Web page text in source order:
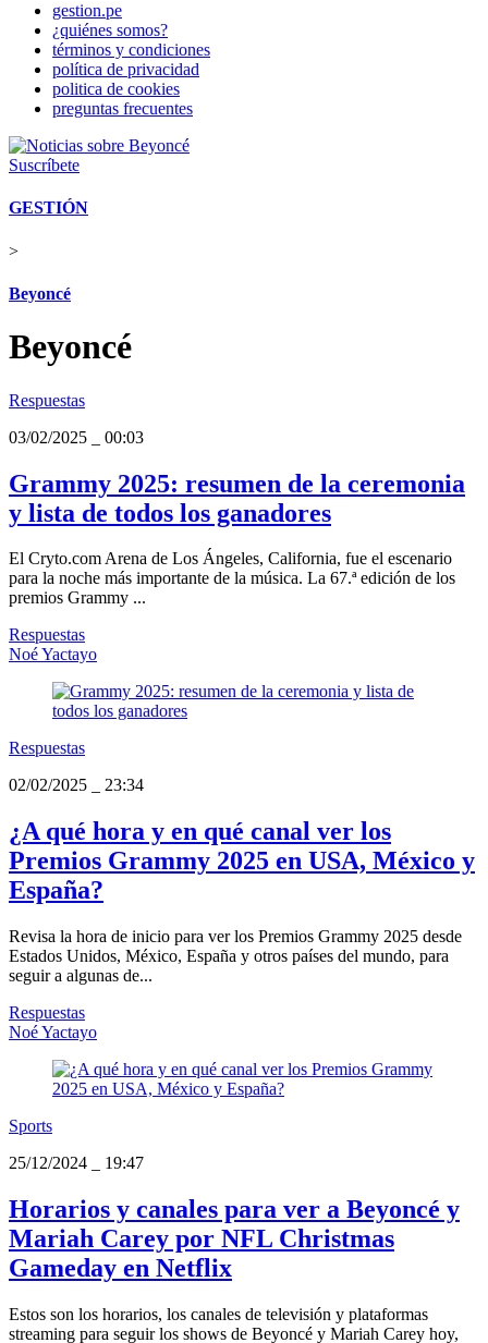
gestion.pe
¿quiénes somos?
términos y condiciones
política de privacidad
politica de cookies
preguntas frecuentes
Suscríbete
GESTIÓN
>
Beyoncé
Beyoncé
Respuestas
03/02/2025
00:03
Grammy 2025: resumen de la ceremonia
y lista de todos los ganadores
El Cryto.com Arena de Los Ángeles, California, fue el escenario
para la noche más importante de la música. La 67.ª edición de los
premios Grammy ...
Respuestas
Noé Yactayo
Respuestas
02/02/2025
23:34
¿A qué hora y en qué canal ver los
Premios Grammy 2025 en USA, México y
España?
Revisa la hora de inicio para ver los Premios Grammy 2025 desde
Estados Unidos, México, España y otros países del mundo, para
seguir a algunas de...
Respuestas
Noé Yactayo
Sports
25/12/2024
19:47
Horarios y canales para ver a Beyoncé y
Mariah Carey por NFL Christmas
Gameday en Netflix
Estos son los horarios, los canales de televisión y plataformas
streaming para seguir los shows de Beyoncé y Mariah Carey hoy,